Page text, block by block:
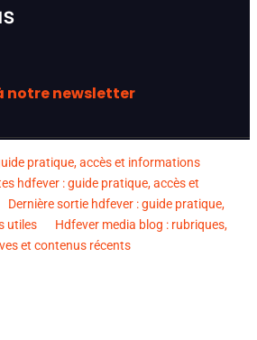
notre newsletter
pratique, accès et informations
hdfever : guide pratique, accès et
Dernière sortie hdfever : guide pratique,
utiles
Hdfever media blog : rubriques,
et contenus récents